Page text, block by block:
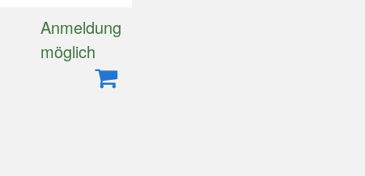
Anmeldung
möglich